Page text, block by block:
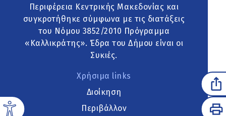
Περιφέρεια Κεντρικής Μακεδονίας και
συγκροτήθηκε σύμφωνα με τις διατάξεις
του Νόμου 3852/2010 Πρόγραμμα
«Καλλικράτης». Έδρα του Δήμου είναι οι
Συκιές.
Χρήσιμα links
Διοίκηση
Περιβάλλον